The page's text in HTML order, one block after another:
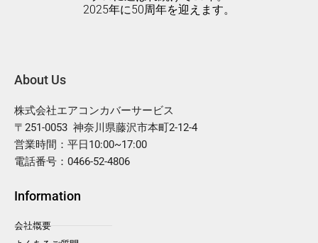
2025年に50周年を迎えます。
About Us
株式会社エアコンカバーサービス
〒251-0053 神奈川県藤沢市本町2-12-4
営業時間：平日10:00~17:00
電話番号：0466-52-4806
Information
会社概要